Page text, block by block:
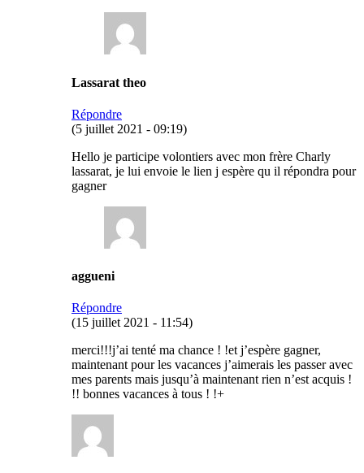
Lassarat theo
Répondre
(5 juillet 2021 - 09:19)
Hello je participe volontiers avec mon frère Charly
lassarat, je lui envoie le lien j espère qu il répondra pour
gagner
aggueni
Répondre
(15 juillet 2021 - 11:54)
merci!!!j’ai tenté ma chance ! !et j’espère gagner,
maintenant pour les vacances j’aimerais les passer avec
mes parents mais jusqu’à maintenant rien n’est acquis !
!! bonnes vacances à tous ! !+